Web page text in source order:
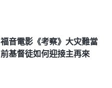
福音電影《考察》大灾難當
前基督徒如何迎接主再來